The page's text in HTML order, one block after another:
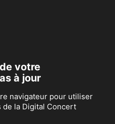
votre
à jour
navigateur pour utiliser
la Digital Concert